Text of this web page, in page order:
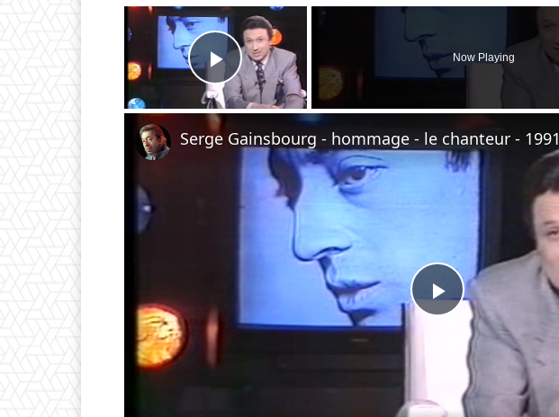
Play Video
Now Playing
Play
Video
Serge Gainsbourg - hommage - le chanteur - 1991